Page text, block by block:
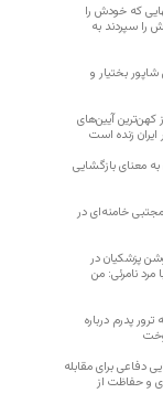
که خودش را
را سپردند به
شاپور بختیار و
کهن‌ترین آیین‌های
ایران زنده است
به معنای بازگشایی
خامنه‌ای در
پزشکیان در
نامرئی: من
پدرم درباره
دفاعی برای مقابله
و حفاظت از